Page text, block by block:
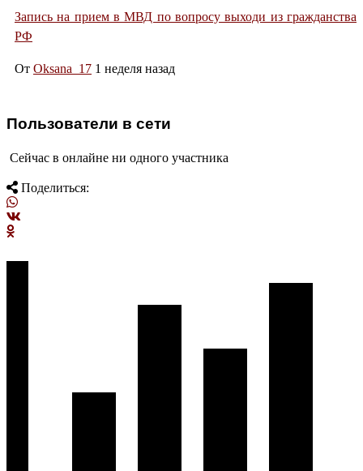
Запись на прием в МВД по вопросу выходи из гражданства
РФ
От Oksana_17 1 неделя назад
Пользователи в сети
Сейчас в онлайне ни одного участника
Поделиться: